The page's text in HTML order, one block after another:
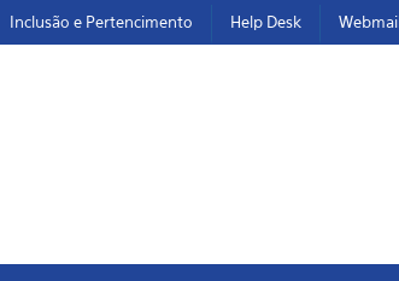
Inclusão e Pertencimento Help Desk